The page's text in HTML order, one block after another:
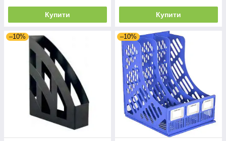
Купити Купити
–10% –10%